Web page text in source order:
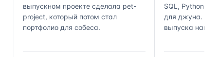
выпускном проекте сделала pet-
project, который потом стал
портфолио для собеса.
SQL, Python,
для джуна.
выпуска нашёл